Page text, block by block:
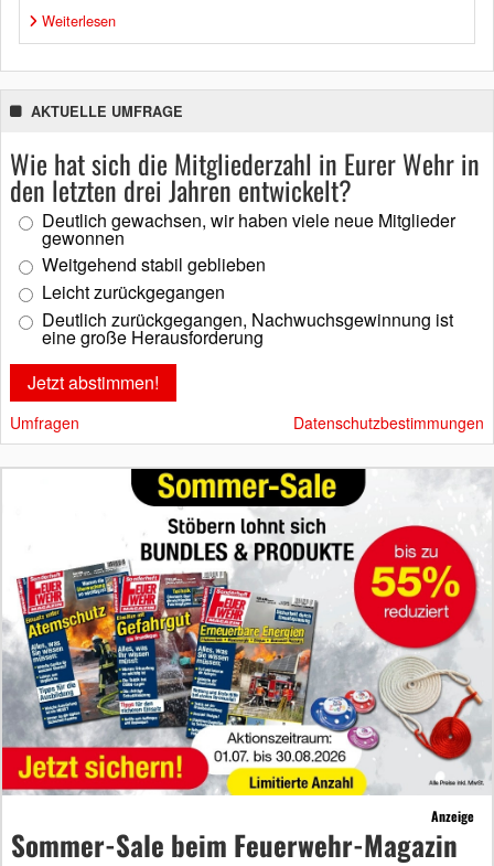
Weiterlesen
AKTUELLE UMFRAGE
Wie hat sich die Mitgliederzahl in Eurer Wehr in
den letzten drei Jahren entwickelt?
Deutlich gewachsen, wir haben viele neue Mitglieder
gewonnen
Weitgehend stabil geblieben
Leicht zurückgegangen
Deutlich zurückgegangen, Nachwuchsgewinnung ist
eine große Herausforderung
Umfragen Datenschutzbestimmungen
Anzeige
Sommer-Sale beim Feuerwehr-Magazin